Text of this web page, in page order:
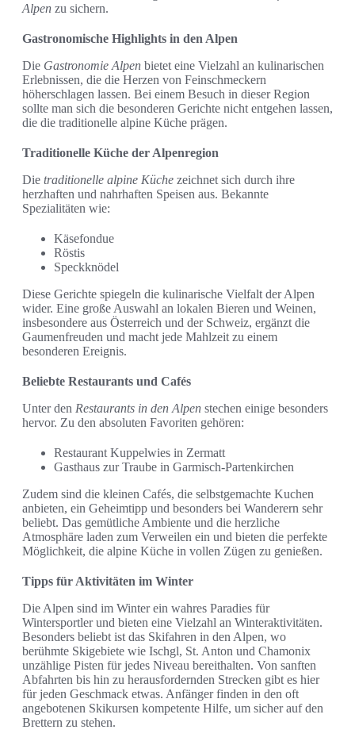
Alpen zu sichern.
Gastronomische Highlights in den Alpen
Die Gastronomie Alpen bietet eine Vielzahl an kulinarischen
Erlebnissen, die die Herzen von Feinschmeckern
höherschlagen lassen. Bei einem Besuch in dieser Region
sollte man sich die besonderen Gerichte nicht entgehen lassen,
die die traditionelle alpine Küche prägen.
Traditionelle Küche der Alpenregion
Die traditionelle alpine Küche zeichnet sich durch ihre
herzhaften und nahrhaften Speisen aus. Bekannte
Spezialitäten wie:
Käsefondue
Röstis
Speckknödel
Diese Gerichte spiegeln die kulinarische Vielfalt der Alpen
wider. Eine große Auswahl an lokalen Bieren und Weinen,
insbesondere aus Österreich und der Schweiz, ergänzt die
Gaumenfreuden und macht jede Mahlzeit zu einem
besonderen Ereignis.
Beliebte Restaurants und Cafés
Unter den Restaurants in den Alpen stechen einige besonders
hervor. Zu den absoluten Favoriten gehören:
Restaurant Kuppelwies in Zermatt
Gasthaus zur Traube in Garmisch-Partenkirchen
Zudem sind die kleinen Cafés, die selbstgemachte Kuchen
anbieten, ein Geheimtipp und besonders bei Wanderern sehr
beliebt. Das gemütliche Ambiente und die herzliche
Atmosphäre laden zum Verweilen ein und bieten die perfekte
Möglichkeit, die alpine Küche in vollen Zügen zu genießen.
Tipps für Aktivitäten im Winter
Die Alpen sind im Winter ein wahres Paradies für
Wintersportler und bieten eine Vielzahl an Winteraktivitäten.
Besonders beliebt ist das Skifahren in den Alpen, wo
berühmte Skigebiete wie Ischgl, St. Anton und Chamonix
unzählige Pisten für jedes Niveau bereithalten. Von sanften
Abfahrten bis hin zu herausfordernden Strecken gibt es hier
für jeden Geschmack etwas. Anfänger finden in den oft
angebotenen Skikursen kompetente Hilfe, um sicher auf den
Brettern zu stehen.